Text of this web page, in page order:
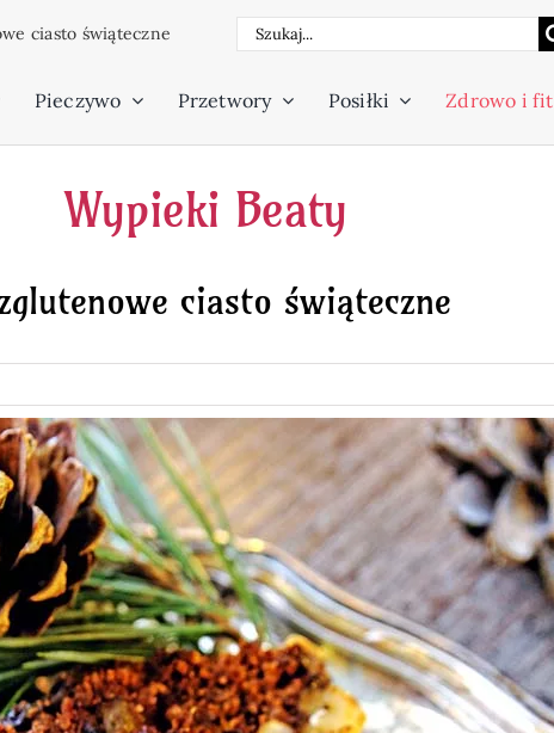
ciasto świąteczne Szukaj
Pieczywo Przetwory Posiłki Zdrowo i fit
Wypieki Beaty
ciasto świąteczne